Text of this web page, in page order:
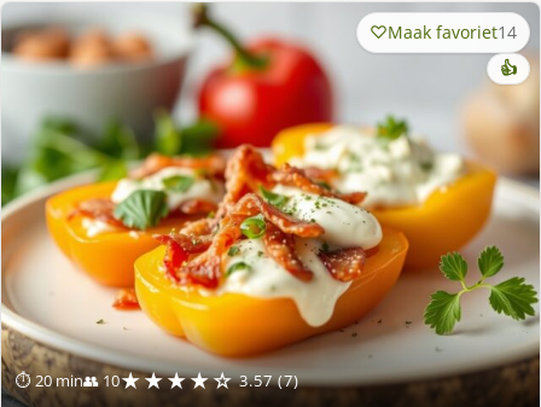
⏱ 20 min👥 10★★★★☆ 3.57 (7)
Maak favoriet14
👍